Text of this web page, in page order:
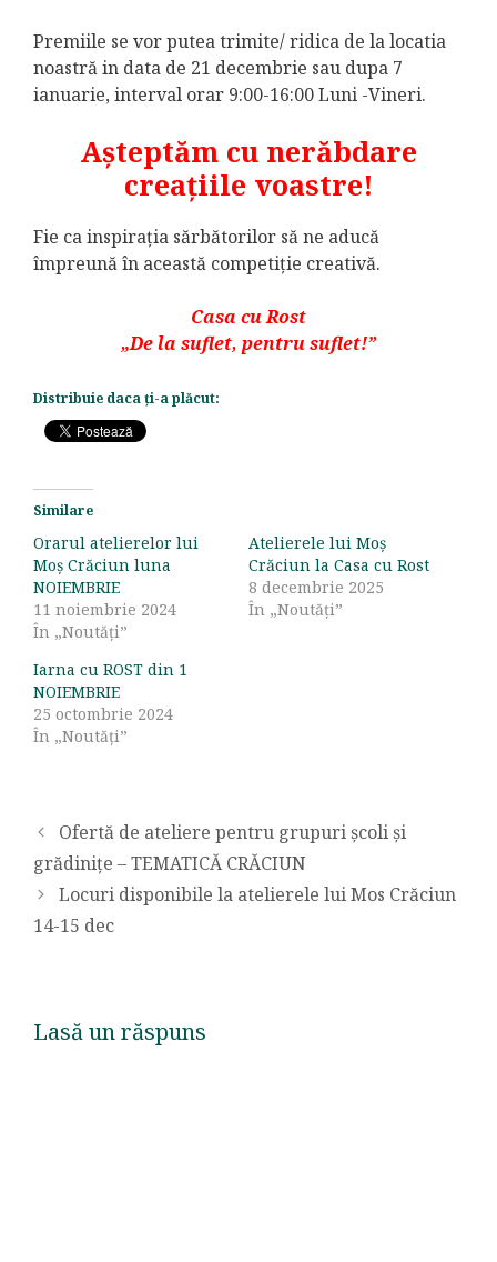
Premiile se vor putea trimite/ ridica de la locatia
noastră in data de 21 decembrie sau dupa 7
ianuarie, interval orar 9:00-16:00 Luni -Vineri.
Așteptăm cu nerăbdare
creațiile voastre!
Fie ca inspirația sărbătorilor să ne aducă
împreună în această competiție creativă.
Casa cu Rost
„De la suflet, pentru suflet!”
Distribuie daca ți-a plăcut:
Similare
Orarul atelierelor lui
Moș Crăciun luna
NOIEMBRIE
11 noiembrie 2024
În „Noutăți”
Atelierele lui Moș
Crăciun la Casa cu Rost
8 decembrie 2025
În „Noutăți”
Iarna cu ROST din 1
NOIEMBRIE
25 octombrie 2024
În „Noutăți”
Ofertă de ateliere pentru grupuri școli și
grădinițe – TEMATICĂ CRĂCIUN
Locuri disponibile la atelierele lui Mos Crăciun
14-15 dec
Lasă un răspuns